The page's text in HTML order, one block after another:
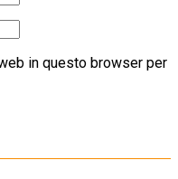
in questo browser per